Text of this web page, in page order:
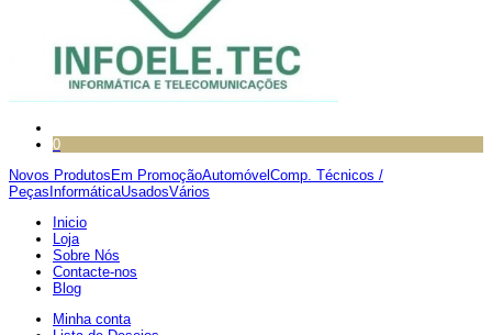
0
Novos Produtos Em PromoçãoAutomóvel Comp. Técnicos /
Peças InformáticaUsadosVários
Inicio
Loja
Sobre Nós
Contacte-nos
Blog
Minha conta